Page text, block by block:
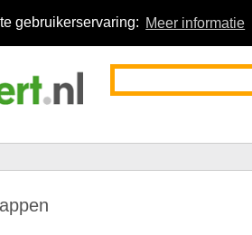
gebruikerservaring: Meer informatie